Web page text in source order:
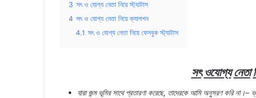
3 সৎ ও যোগ্য নেতা নিয়ে স্ট্যাটাস
4 সৎ ও যোগ্য নেতা নিয়ে ক্যাপশন
4.1 সৎ ও যোগ্য নেতা নিয়ে ফেসবুক স্ট্যাটাস
সৎ ওযোগ্য নেতা
যারা জন্ম ভূমির সাথে প্রতারণা করেছে, তাদেরকে আমি অনুসরণ করি না।–